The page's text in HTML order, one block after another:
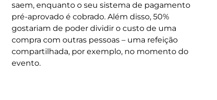
saem, enquanto o seu sistema de pagamento
pré-aprovado é cobrado. Além disso, 50%
gostariam de poder dividir o custo de uma
compra com outras pessoas – uma refeição
compartilhada, por exemplo, no momento do
evento.